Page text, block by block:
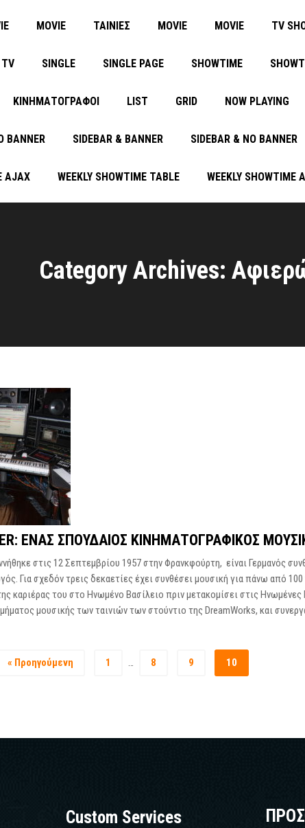
MOVIE ΤΑΙΝΙΕΣ MOVIE MOVIE TV
TV SINGLE SINGLE PAGE SHOWTIME
ΚΙΝΗΜΑΤΟΓΡΑΦΟΙ LIST GRID NOW PLAYING
BANNER SIDEBAR & BANNER SIDEBAR & NO BANNER
AJAX WEEKLY SHOWTIME TABLE WEEKLY SHOWTIME
Category Archives:
ΕΝΑΣ ΣΠΟΥΔΑΙΟΣ ΚΙΝΗΜΑΤΟΓΡΑΦΙΚΟΣ
στις 12 Σεπτεμβρίου 1957 στην Φρανκφούρτη, είναι Γερμανός
Για σχεδόν τρεις δεκαετίες έχει συνθέσει μουσική για πάνω από 100
καριέρας του στο Ηνωμένο Βασίλειο πριν μετακομίσει στις Ηνωμένες
μουσικής των ταινιών των στούντιο της DreamWorks, και
« Προηγούμενη 1 8 9 10
Custom Services